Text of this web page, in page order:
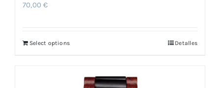
70,00€
Select options Detalles